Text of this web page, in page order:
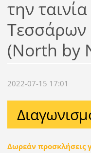
την
Τεσσάρων
(North by
2022-07-15 17:01
Δωρεάν προσκλήσεις